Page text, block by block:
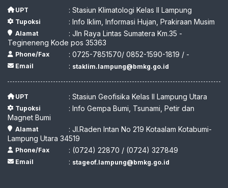
UPT : Stasiun Klimatologi Kelas II Lampung
Tupoksi : Info Iklim, Informasi Hujan, Prakiraan Musim
Alamat
: Jln Raya Lintas Sumatera Km.35 -
Tegineneng Kode pos 35363
Phone/Fax : 0725-7851570/ 0852-1590-1819 / -
Email : staklim.lampung@bmkg.go.id
UPT : Stasiun Geofisika Kelas II Lampung Utara
Tupoksi
: Info Gempa Bumi, Tsunami, Petir dan
Magnet Bumi
Alamat
: Jl.Raden Intan No 219 Kotaalam Kotabumi-
Lampung Utara 34519
Phone/Fax : (0724) 22870 / (0724) 327849
Email : stageof.lampung@bmkg.go.id